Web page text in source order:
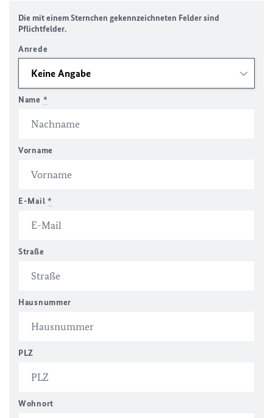
Die mit einem Sternchen gekennzeichneten Felder sind
Pflichtfelder.
Anrede
Name *
Vorname
E-Mail *
Straße
Hausnummer
PLZ
Wohnort